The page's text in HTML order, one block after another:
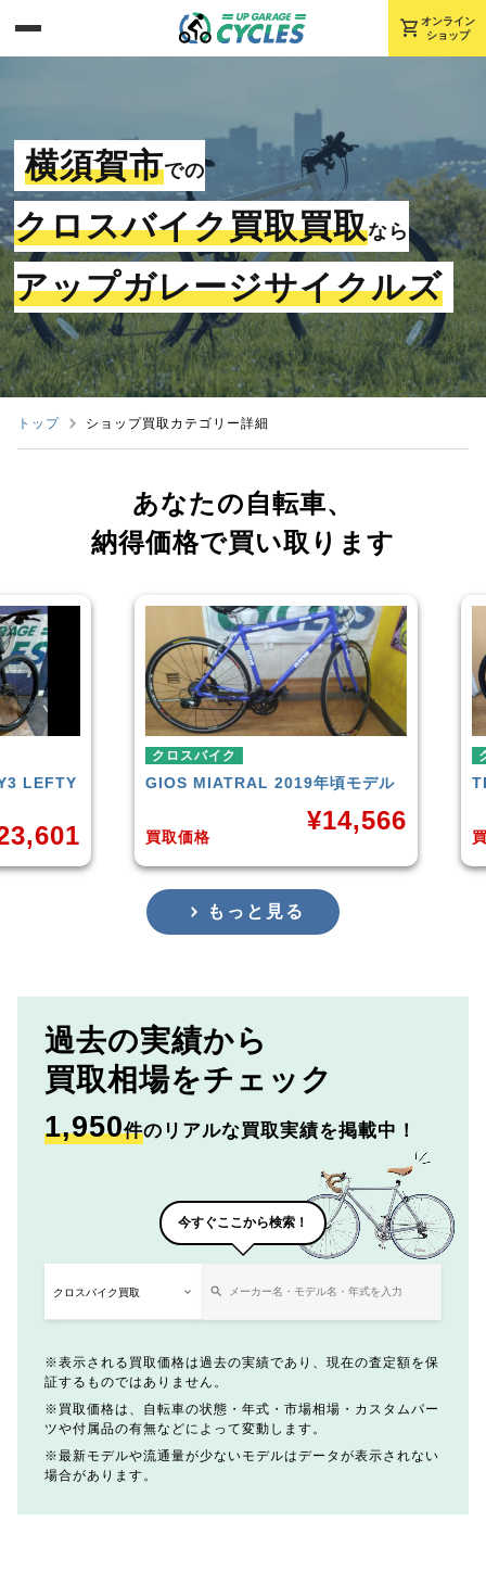
shopping_cart オンライン
ショップ
横須賀市での
クロスバイク買取買取なら
アップガレージサイクルズ
トップ ショップ買取カテゴリー詳細
あなたの自転車、
納得価格で買い取ります
クロスバイク
GIOSMIATRAL 2019年頃モデル
買取価格
14,566
クロ
買取
もっと見る
過去の実績から
買取相場をチェック
1,950件のリアルな買取実績を掲載中！
今すぐここから検索！
表示される買取価格は過去の実績であり、現在の査定額を保
証するものではありません。
買取価格は、自転車の状態・年式・市場相場・カスタムパー
ツや付属品の有無などによって変動します。
最新モデルや流通量が少ないモデルはデータが表示されない
場合があります。